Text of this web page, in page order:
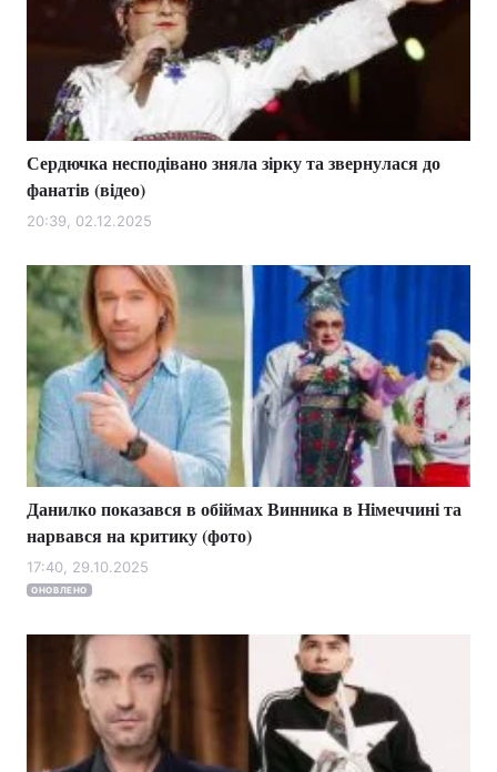
Техно і зв'язок
Зброя Інциденти
Здоров'я Туризм
Цікавинки Погода
Екологія
Лонгріди
Відео з Youtube Статті
Інтерв'ю Думки
Архів Вакансії
Контакти
Тема оформлення
Сердючка несподівано зняла зірку та звернулася до
фанатів (відео)
20:39, 02.12.2025
Данилко показався в обіймах Винника в Німеччині та
нарвався на критику (фото)
17:40, 29.10.2025
ОНОВЛЕНО